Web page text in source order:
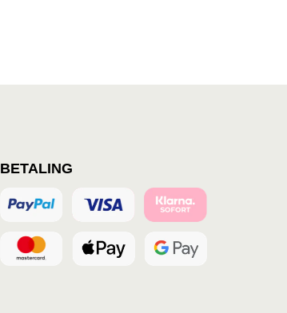
BETALING